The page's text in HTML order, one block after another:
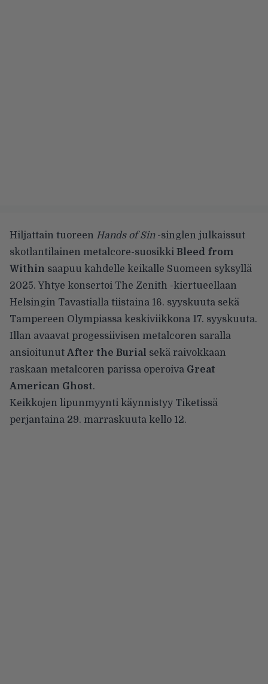
Hiljattain tuoreen Hands of Sin-singlen julkaissut
skotlantilainen metalcore-suosikki Bleed from
Within saapuu kahdelle keikalle Suomeen syksyllä
2025. Yhtye konsertoi The Zenith -kiertueellaan
Helsingin Tavastialla tiistaina 16. syyskuuta sekä
Tampereen Olympiassa keskiviikkona 17. syyskuuta.
Illan avaavat progessiivisen metalcoren saralla
ansioitunut After the Burial sekä raivokkaan
raskaan metalcoren parissa operoiva Great
American Ghost.
Keikkojen lipunmyynti käynnistyy Tiketissä
perjantaina 29. marraskuuta kello 12.